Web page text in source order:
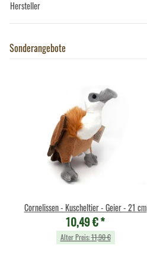
Hersteller
Sonderangebote
Cornelissen - Kuscheltier - Geier - 21 cm
10,49 €*
Alter Preis:11,90 €